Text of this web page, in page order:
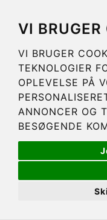
VI BRUGER
VI BRUGER
TEKNOLOGIER
OPLEVELSE PÅ
ANNONCER OG
BESØGENDE